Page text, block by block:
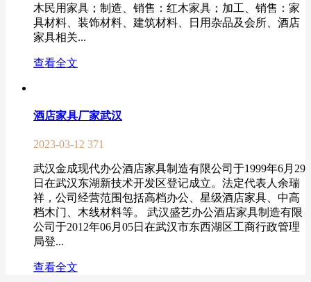
木民用家具；制造、销售：红木家具；加工、销售：家
具材料、装饰材料、建筑材料、日用杂品及会所、酒店
家具相关...
查看全文
酒店家具厂家武汉
2023-03-12 371
武汉金成现代办公酒店家具制造有限公司于1999年6月29
日在武汉东湖新技术开发区登记成立。法定代表人余瑞
祥，公司经营范围包括高档办公、星级酒店家具、中高
档木门、木线材料等。 武汉盛艺办公酒店家具制造有限
公司于2012年06月05日在武汉市东西湖区工商行政管理
局登...
查看全文